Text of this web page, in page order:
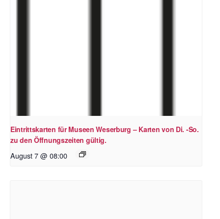
Eintrittskarten für Museen Weserburg – Karten von Di. -So.
zu den Öffnungszeiten gültig.
August 7 @ 08:00